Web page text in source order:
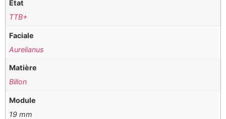
Etat
TTB+
Faciale
Aurelianus
Matière
Billon
Module
19 mm